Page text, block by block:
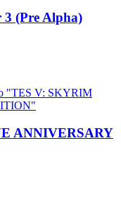
3 (Pre Alpha)
ANNIVERSARY